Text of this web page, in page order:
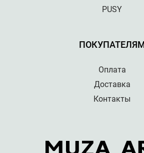
PUSY
Оплата
Доставка
Контакты